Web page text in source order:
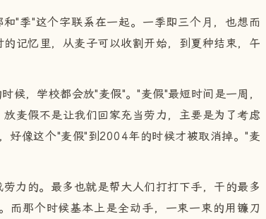
"季"这个字联系在一起。一季即三个月，也想而
记忆里，从麦子可以收割开始，到夏种结束，午
候，学校都会放"麦假"。"麦假"最短时间是一周，
麦假不是让我们回家充当劳力，主要是为了考虑
好像这个"麦假"到2004年的时候才被取消掉。"麦
力的。最多也就是帮大人们打打下手，干的最多
而那个时候基本上是全动手，一束一束的用镰刀